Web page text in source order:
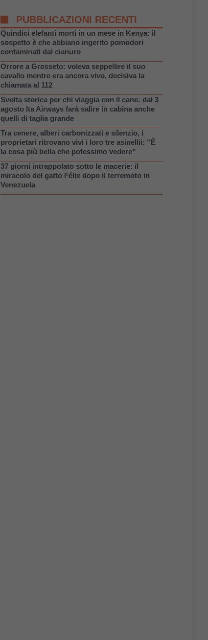
PUBBLICAZIONI RECENTI
Quindici elefanti morti in un mese in Kenya: il
sospetto è che abbiano ingerito pomodori
contaminati dal cianuro
Orrore a Grosseto: voleva seppellire il suo
cavallo mentre era ancora vivo, decisiva la
chiamata al 112
Svolta storica per chi viaggia con il cane: dal 3
agosto Ita Airways farà salire in cabina anche
quelli di taglia grande
Tra cenere, alberi carbonizzati e silenzio, i
proprietari ritrovano vivi i loro tre asinellii: “È
la cosa più bella che potessimo vedere”
37 giorni intrappolato sotto le macerie: il
miracolo del gatto Félix dopo il terremoto in
Venezuela